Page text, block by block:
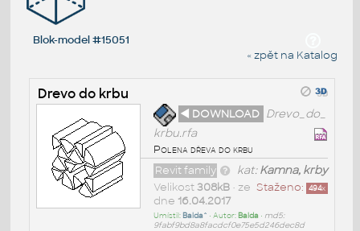
Blok-model #15051
« zpět na Katalog
Drevo do krbu
◄ DOWNLOAD Drevo_do_
krbu.rfa
Polena dřeva do krbu
kat:Kamna, krby
Revit family
Staženo: 494x
Velikost308kB• ze
dne 16.04.2017
Umístil: Balda^ • Autor: Balda • md5:
9fabf9bd8a8facdcf0e75e5d246dec8d